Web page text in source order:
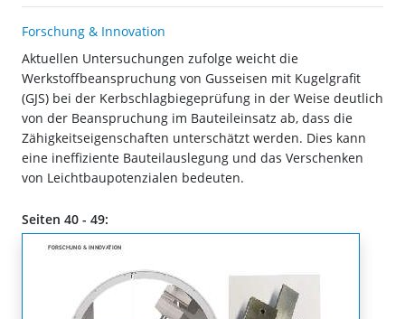
Forschung & Innovation
Aktuellen Untersuchungen zufolge weicht die
Werkstoffbeanspruchung von Gusseisen mit Kugelgrafit
(GJS) bei der Kerbschlagbiegeprüfung in der Weise deutlich
von der Beanspruchung im Bauteileinsatz ab, dass die
Zähigkeitseigenschaften unterschätzt werden. Dies kann
eine ineffiziente Bauteilauslegung und das Verschenken
von Leichtbaupotenzialen bedeuten.
Seiten 40 - 49: